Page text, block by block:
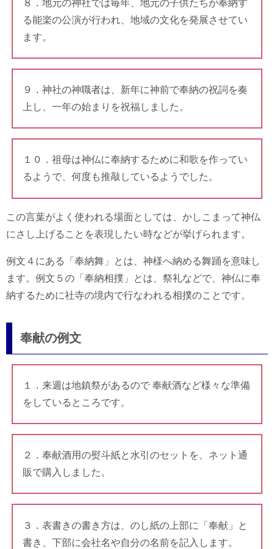
８．地元の神社では毎年、地元の子供たちが奉納す
る能楽の公演が行われ、地域の文化を発展させてい
ます。
９．神社の神職者は、新年に神前で奉納の祝詞を奏
上し、一年の始まりを祝福しました。
１０．祖母は神仏に奉納するために和歌を作ってい
るようで、何度も推敲しているようでした。
この言葉がよく使われる場面としては、かしこまって神仏
にさし上げることを表現したい時などが挙げられます。
例文４にある「奉納舞」とは、神様へ納める舞踊を意味し
ます。例文５の「奉納相撲」とは、祭礼などで、神仏に奉
納するために社寺の境内で行なわれる相撲のことです。
奉献の例文
１．来週は地鎮祭があるので 奉献酒など様々な準備
をしているところです。
２．奉献酒用の熨斗紙と水引のセットを、ネット通
販で購入しました。
３．表書きの書き方は、のし紙の上部に「奉献」と
書き、下部に会社名や自分の名前を記入します。